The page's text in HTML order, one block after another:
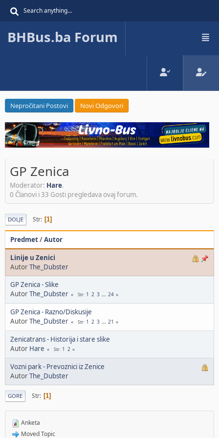
BHBus.ba Forum
Nepročitani Postovi Novi Odgovori
GP Zenica
Moderator: Hare.
0 Članovi i 33 Gosti pregledava ovaj forum.
DOLJE Str 1
Predmet/Autor
Linije u Zenici
AutorThe_Dubster
GP Zenica - Slike
AutorThe_Dubster Str 1 2 3 ... 24
GP Zenica - Razno/Diskusije
AutorThe_Dubster Str 1 2 3 ... 21
Zenicatrans - Historija i stare slike
Autor Hare Str 1 2
Vozni park - Prevoznici iz Zenice
AutorThe_Dubster
GORE Str 1
Anketa
Moved Topic